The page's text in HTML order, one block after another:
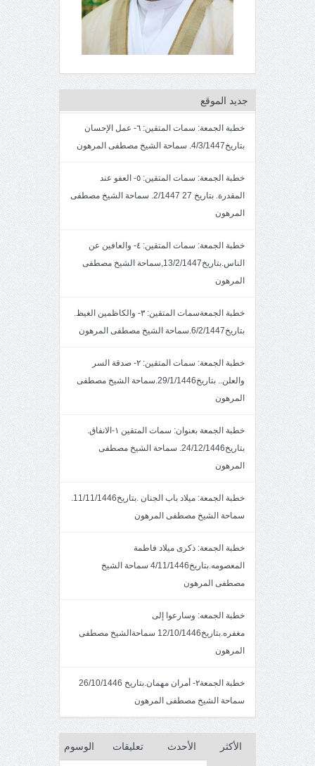
جديد الموقع
خطبة الجمعة: سمات المتقين: ٦- عمل الإحسان
بتاريخ4/3/1447. سماحة الشيخ مصطفى المرهون
خطبة الجمعة: سمات المتقين: ٥- العفو عند
المقدرة. بتاريخ 27 2/1447. سماحة الشيخ مصطفى
المرهون
خطبة الجمعة: سمات المتقين: ٤- والعافين عن
الناس.بتاريخ13/2/1447,سماحة الشيخ مصطفى
المرهون
خطبة الجمعةسمات المتقين: ٣- والكاظمين الغيظ.
بتاريخ6/2/1447.سماحة الشيخ مصطفى المرهون
خطبة الجمعة: سمات المتقين: ٢- صدقة السر
والعلن.. بتاريخ29/1/1446.سماحة الشيخ مصطفى
المرهون
خطبة الجمعة بعنوان: سمات المتقين ١-الانفاق.
بتاريخ24/12/1446. سماحة الشيخ مصطفى
المرهون
خطبة الجمعة: ميلاد باب الجنان .بتاريخ11/11/1446.
سماحة الشيخ مصطفى المرهون
خطبة الجمعة: ذكرى ميلاد فاطمة
المعصومه.بتاريخ4/11/1446 سماحة الشيخ
مصطفى المرهون
خطبة الجمعه: وسارعوا إلى
مغفره.بتاريخ12/10/1446 سماحةالشيخ مصطفى
المرهون
خطبة الجمعة٢- أمران مهمان.بتاريخ 26/10/1446
سماحة الشيخ مصطفى المرهون
الأكثر الأحدث تعليقات الوسوم